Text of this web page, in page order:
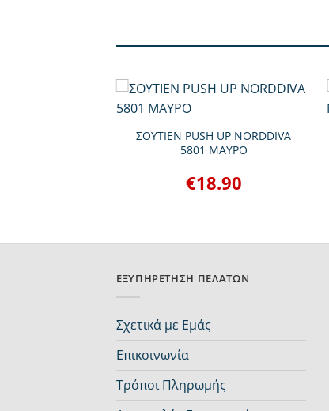
+
ΣΟΥΤΙΕΝ PUSH UP NORDDIVA
5801 ΜΑΥΡΟ
€18.90
ΕΞΥΠΗΡΈΤΗΣΗ ΠΕΛΑΤΏΝ
Σχετικά με Εμάς
Επικοινωνία
Τρόποι Πληρωμής